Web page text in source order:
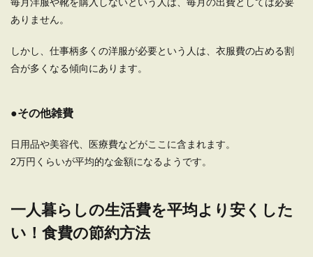
ありません。
しかし、仕事柄多くの洋服が必要という人は、衣服費の占める割
合が多くなる傾向にあります。
●その他雑費
日用品や美容代、医療費などがここに含まれます。
2万円くらいが平均的な金額になるようです。
一人暮らしの生活費を平均より安くした
い！食費の節約方法